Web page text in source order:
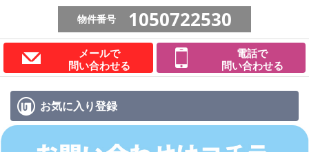
物件番号 1050722530
メールで
問い合わせる
電話で
問い合わせる
お気に入り登録